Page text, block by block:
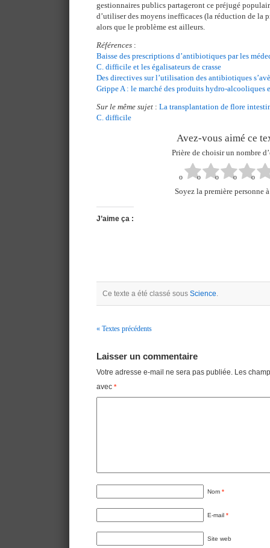
gestionnaires publics partageront ce préjugé
d’utiliser des moyens inefficaces (la réduction de la
alors que le problème est ailleurs.
Références :
Baisse des prescriptions d’antibiotiques par les
C. difficile et les égalisateurs de crasse
Des directives sur l’utilisation des antibiotiques
Grippe A : le marché des produits hydro-alcooliques
Sur le même sujet : La transplantation de flore
C. difficile
Avez-vous aimé ce
Prière de choisir un nombre
Soyez la première personne
J’aime ça :
Ce texte a été classé sous Science.
« Textes précédents
Laisser un commentaire
Votre adresse e-mail ne sera pas publiée. Les
avec *
Nom *
E-mail *
Site web